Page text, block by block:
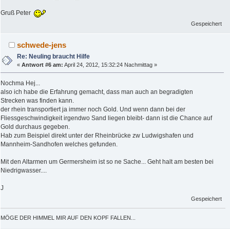
Gruß Peter
Gespeichert
schwede-jens
Re: Neuling braucht Hilfe
«Antwort #6 am: April 24, 2012, 15:32:24 Nachmittag »
Nochma Hej...
also ich habe die Erfahrung gemacht, dass man auch an begradigten
Strecken was finden kann.
der rhein transportiert ja immer noch Gold. Und wenn dann bei der
Fliessgeschwindigkeit irgendwo Sand liegen bleibt- dann ist die Chance auf
Gold durchaus gegeben.
Hab zum Beispiel direkt unter der Rheinbrücke zw Ludwigshafen und
Mannheim-Sandhofen welches gefunden.
Mit den Altarmen um Germersheim ist so ne Sache... Geht halt am besten bei
Niedrigwasser....
J
Gespeichert
MÖGE DER HIMMEL MIR AUF DEN KOPF FALLEN...